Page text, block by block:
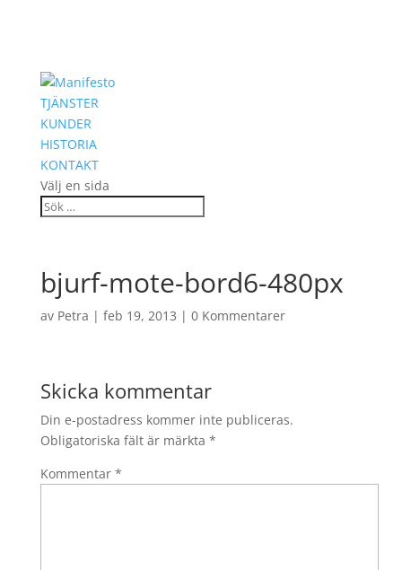
TJÄNSTER
KUNDER
HISTORIA
KONTAKT
Välj en sida
bjurf-mote-bord6-480px
av Petra | feb 19, 2013 | 0 Kommentarer
Skicka kommentar
Din e-postadress kommer inte publiceras.
Obligatoriska fält är märkta *
Kommentar *